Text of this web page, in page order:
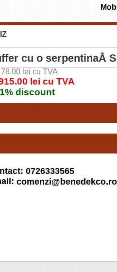
cu o serpentinaÂ
lei cu TVA
lei cu TVA
discount
0726333565
comenzi@benedekco.ro